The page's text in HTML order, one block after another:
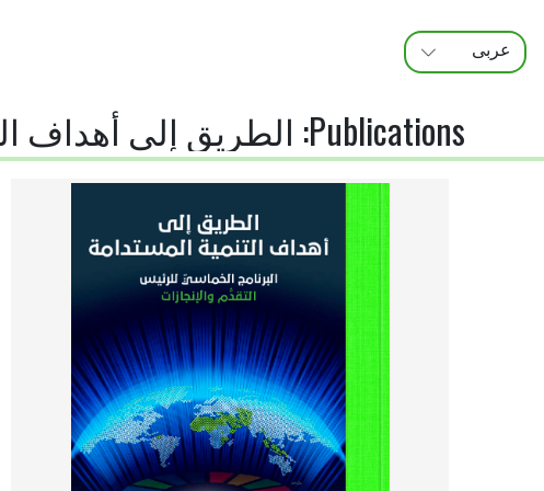
عربى
ENGLISH
FRANÇAIS
Publications
: الطريق إلى أهداف